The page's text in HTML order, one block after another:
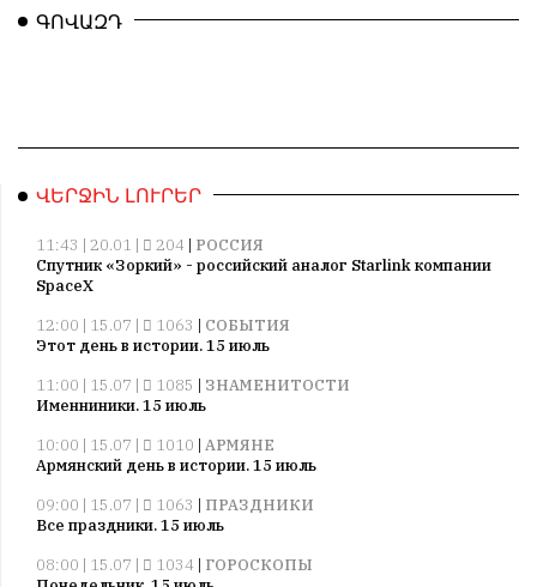
ԳՈՎԱԶԴ
ՎԵՐՋԻՆ ԼՈՒՐԵՐ
11:43 | 20.01 | 204 | РОССИЯ
Спутник «Зоркий» - российский аналог Starlink компании
SpaceX
12:00 | 15.07 |
1063 | СОБЫТИЯ
Этот день в истории. 15 июль
11:00 | 15.07 |
1085 | ЗНАМЕНИТОСТИ
Именниники. 15 июль
10:00 | 15.07 |
1010 | АРМЯНЕ
Армянский день в истории. 15 июль
09:00 | 15.07 |
1063 | ПРАЗДНИКИ
Все праздники. 15 июль
08:00 | 15.07 |
1034 | ГОРОСКОПЫ